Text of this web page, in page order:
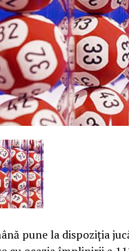
pune la dispoziţia